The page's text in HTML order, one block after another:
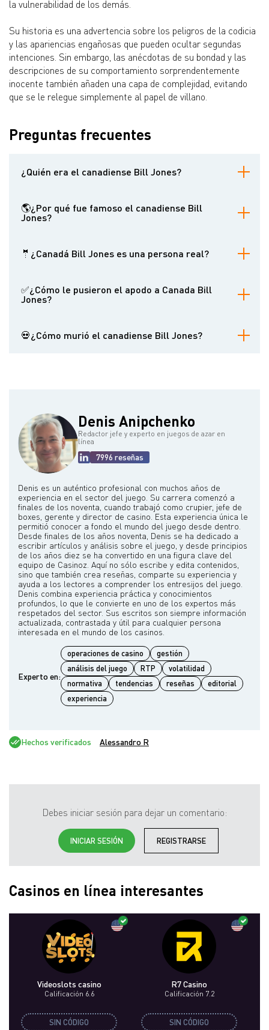
la vulnerabilidad de los demás.
Su historia es una advertencia sobre los peligros de la codicia
y las apariencias engañosas que pueden ocultar segundas
intenciones. Sin embargo, las anécdotas de su bondad y las
descripciones de su comportamiento sorprendentemente
inocente también añaden una capa de complejidad, evitando
que se le relegue simplemente al papel de villano.
Preguntas frecuentes
¿Quién era el canadiense Bill Jones?
jugador de barcos fluviales y tahúr nacido en Inglaterra que operó
en Canadá y Estados Unidos. Era famoso por su destreza en el
🌎¿Por qué fue famoso el canadiense Bill
Jones?
cartas, su dominio del disfraz para aparentar ingenuidad y su
exitosa carrera como confidente en barcos fluviales y trenes.
🤵¿Canadá Bill Jones es una persona real?
profesión implicaba el engaño, algunos contemporáneos le
describen como una persona amable y caritativa, e incluso cuentan
✅¿Cómo le pusieron el apodo a Canada Bill
Jones?
Inglaterra en 1860, donde perfeccionó sus habilidades con las tres
cartas.
💀¿Cómo murió el canadiense Bill Jones?
Denis Anipchenko
Redactor jefe y experto en juegos de azar en
línea
7996 reseñas
Denis es un auténtico profesional con muchos años de
experiencia en el sector del juego. Su carrera comenzó a
finales de los noventa, cuando trabajó como crupier, jefe de
boxes, gerente y director de casino. Esta experiencia única le
permitió conocer a fondo el mundo del juego desde dentro.
Desde finales de los años noventa, Denis se ha dedicado a
escribir artículos y análisis sobre el juego, y desde principios
de los años diez se ha convertido en una figura clave del
equipo de Casinoz. Aquí no sólo escribe y edita contenidos,
sino que también crea reseñas, comparte su experiencia y
ayuda a los lectores a comprender los entresijos del juego.
Denis combina experiencia práctica y conocimientos
profundos, lo que le convierte en uno de los expertos más
respetados del sector. Sus escritos son siempre información
actualizada, contrastada y útil para cualquier persona
Experto en:
operaciones de casino
gestión
análisis del juego
RTP
volatilidad
normativa
tendencias reseñas
editorial
experiencia
Hechos verificados Alessandro R
Debes iniciar sesión para dejar un comentario:
INICIAR SESIÓN REGISTRARSE
Casinos en línea interesantes
Videoslots сasino
Calificación 6.6
SIN CÓDIGO
R7 Casino
Calificación 7.2
SIN CÓDIGO